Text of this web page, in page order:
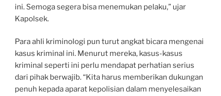
ini. Semoga segera bisa menemukan pelaku,” ujar
Kapolsek.
Para ahli kriminologi pun turut angkat bicara mengenai
kasus kriminal ini. Menurut mereka, kasus-kasus
kriminal seperti ini perlu mendapat perhatian serius
dari pihak berwajib. “Kita harus memberikan dukungan
penuh kepada aparat kepolisian dalam menyelesaikan